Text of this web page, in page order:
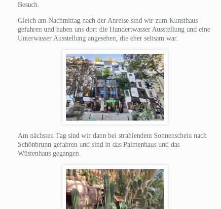
Besuch.
Gleich am Nachmittag nach der Anreise sind wir zum Kunsthaus
gefahren und haben uns dort die Hundertwasser Ausstellung und eine
Unterwasser Ausstellung angesehen, die eher seltsam war.
Am nächsten Tag sind wir dann bei strahlendem Sonnenschein nach
Schönbrunn gefahren und sind in das Palmenhaus und das
Wüstenhaus gegangen.